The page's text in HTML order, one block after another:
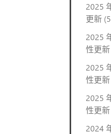
2025
更新
2025
性更
2025
性更
2025
性更
2024